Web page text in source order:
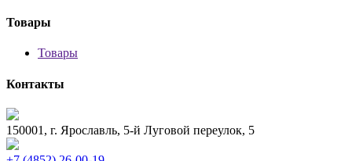
Товары
Товары
Контакты
150001, г. Ярославль, 5-й Луговой переулок, 5